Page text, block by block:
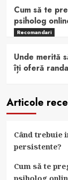
Cum să te
psiholog
Recomandari
Unde merită
îți oferă
Articole
Când trebuie
persistente?
Cum să te
psiholog